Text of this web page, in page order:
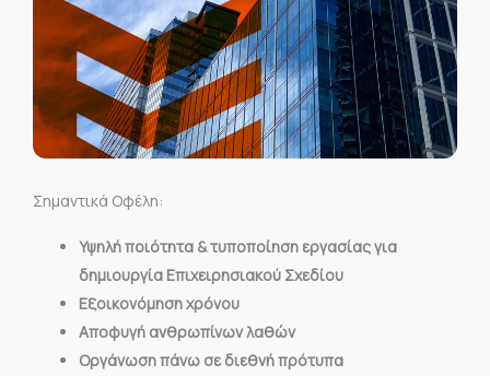
Σημαντικά Οφέλη:
Υψηλή ποιότητα & τυποποίηση εργασίας για
δημιουργία Επιχειρησιακού Σχεδίου
Εξοικονόμηση χρόνου
Αποφυγή ανθρωπίνων λαθών
Οργάνωση πάνω σε διεθνή πρότυπα